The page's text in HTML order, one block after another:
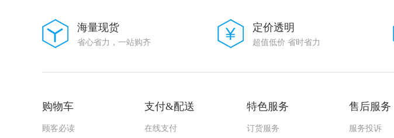
7Q-TEK(七芯中创)
Sencoch(芯感智)
AIC(沛亨半导体)
onsemi(安森美)
Cmos(广东场效应半导体)
海量现货
省心省力，一站购齐
定价透明
超值低价 省时省力
购物车
顾客必读
支付&配送
在线支付
特色服务
订货服务
售后服务
服务投诉